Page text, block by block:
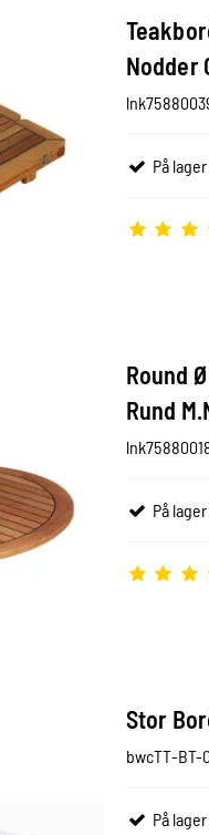
Nodder
På
Round
Rund
På
Stor
bwcTT-BT-
På